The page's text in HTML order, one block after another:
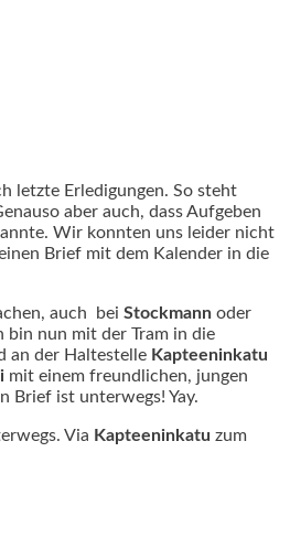
letzte Erledigungen. So steht
aber auch, dass Aufgeben
Wir konnten uns leider nicht
Brief mit dem Kalender in die
auch bei Stockmann oder
bin nun mit der Tram in die
an der Haltestelle Kapteeninkatu
mit einem freundlichen, jungen
Brief ist unterwegs! Yay.
Via Kapteeninkatu zum